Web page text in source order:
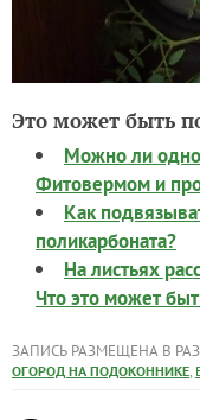
Это может быть
Можно ли
Фитовермом и
Как
поликарбоната?
На листьях
Что это может
ЗАПИСЬ РАЗМЕЩЕНА В
ОГОРОД НА ПОДОКОННИКЕ,